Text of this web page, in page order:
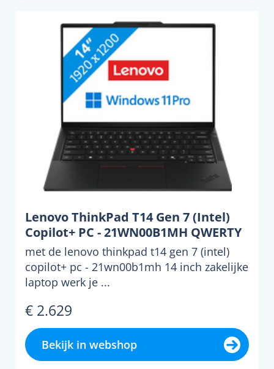
Lenovo ThinkPad T14 Gen 7 (Intel)
Copilot+ PC - 21WN00B1MH QWERTY
met de lenovo thinkpad t14 gen 7 (intel)
copilot+ pc - 21wn00b1mh 14 inch zakelijke
laptop werk je ...
€ 2.629
Bekijk in webshop